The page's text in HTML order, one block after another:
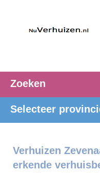
Zoeken
Selecteer
Verhuizen
erkende